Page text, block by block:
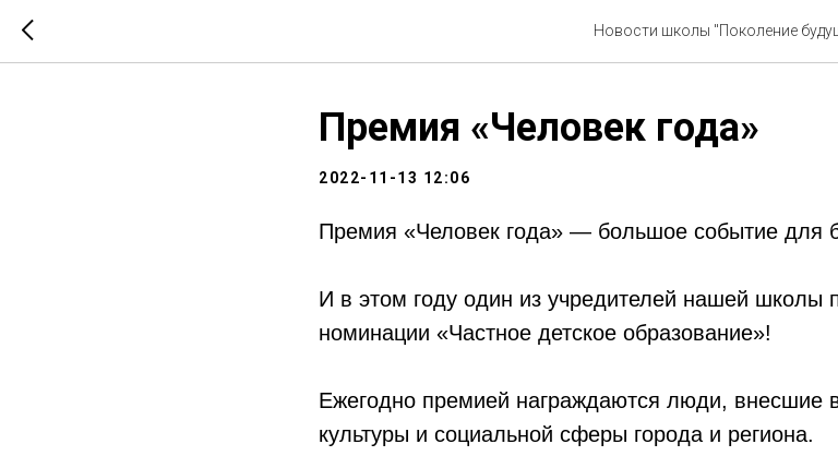
Новости школы "Поколение
Премия «Человек года»
2022-11-13 12:06
Премия «Человек года» — большое событие для
И в этом году один из учредителей нашей школы
номинации «Частное детское образование»!
Ежегодно премией награждаются люди, внесшие
культуры и социальной сферы города и региона.